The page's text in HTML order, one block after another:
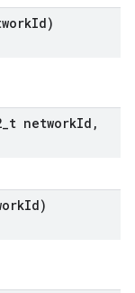
Id)
t networkId ,
Id)